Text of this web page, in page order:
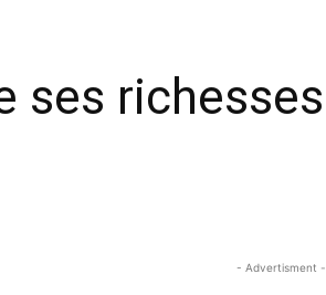
ses richesses
- Advertisment -